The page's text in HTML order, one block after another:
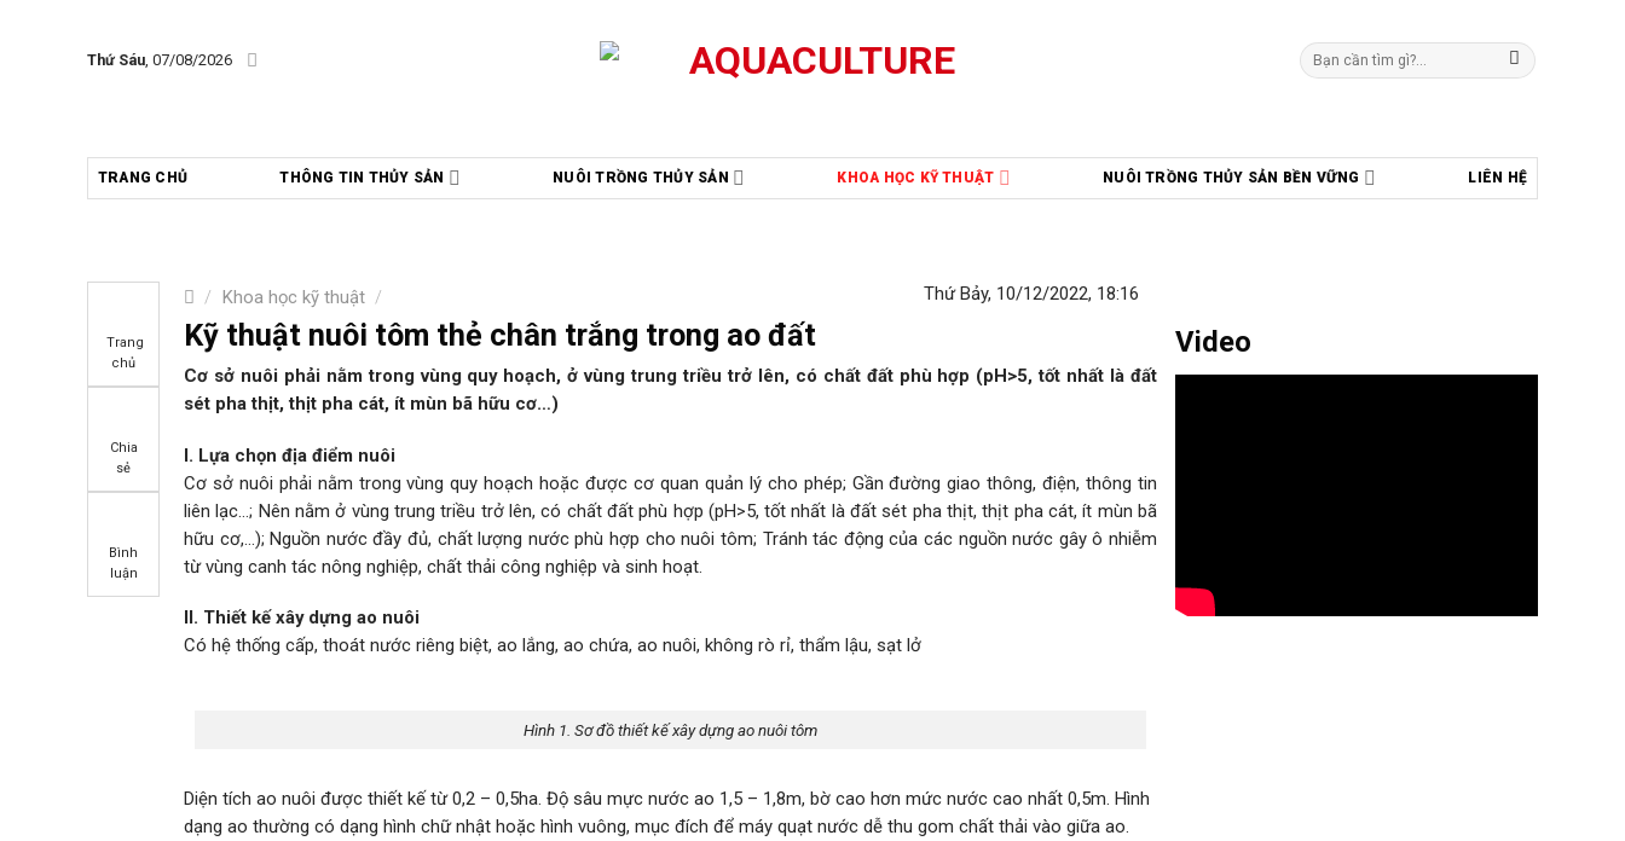
Thứ Sáu, 07/08/2026
Tìm
kiếm:
TRANG CHỦ THÔNG TIN THỦY SẢN NUÔI TRỒNG THỦY SẢN KHOA HỌC KỸ THUẬT NUÔI TRỒNG THỦY SẢN BỀN VỮNG LIÊN HỆ
/ Khoa học kỹ thuật /
Trang
chủ
Chia
sẻ
Bình
luận
Thứ Bảy, 10/12/2022, 18:16
Kỹ thuật nuôi tôm thẻ chân trắng trong ao đất
Cơ sở nuôi phải nằm trong vùng quy hoạch, ở vùng trung triều trở lên, có chất đất phù hợp (pH>5, tốt nhất là đất
sét pha thịt, thịt pha cát, ít mùn bã hữu cơ…)
I. Lựa chọn địa điểm nuôi
Cơ sở nuôi phải nằm trong vùng quy hoạch hoặc được cơ quan quản lý cho phép; Gần đường giao thông, điện, thông tin
liên lạc…; Nên nằm ở vùng trung triều trở lên, có chất đất phù hợp (pH>5, tốt nhất là đất sét pha thịt, thịt pha cát, ít mùn bã
hữu cơ,…); Nguồn nước đầy đủ, chất lượng nước phù hợp cho nuôi tôm; Tránh tác động của các nguồn nước gây ô nhiễm
từ vùng canh tác nông nghiệp, chất thải công nghiệp và sinh hoạt.
II. Thiết kế xây dựng ao nuôi
Có hệ thống cấp, thoát nước riêng biệt, ao lắng, ao chứa, ao nuôi, không rò rỉ, thẩm lậu, sạt lở
Hình 1. Sơ đồ thiết kế xây dựng ao nuôi tôm
Diện tích ao nuôi được thiết kế từ 0,2 – 0,5ha. Độ sâu mực nước ao 1,5 – 1,8m, bờ cao hơn mức nước cao nhất 0,5m. Hình
dạng ao thường có dạng hình chữ nhật hoặc hình vuông, mục đích để máy quạt nước dễ thu gom chất thải vào giữa ao.
Video